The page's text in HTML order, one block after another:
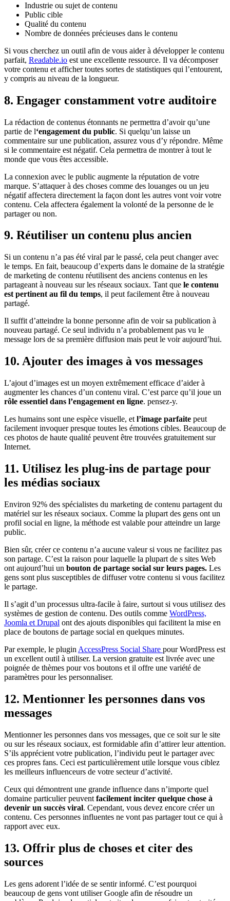
Industrie ou sujet de contenu
Public cible
Qualité du contenu
Nombre de données précieuses dans le contenu
Si vous cherchez un outil afin de vous aider à développer le contenu
parfait, Readable.io est une excellente ressource. Il va décomposer
votre contenu et afficher toutes sortes de statistiques qui l’entourent,
y compris au niveau de la longueur.
8. Engager constamment votre auditoire
La rédaction de contenus étonnants ne permettra d’avoir qu’une
partie de l‘engagement du public. Si quelqu’un laisse un
commentaire sur une publication, assurez vous d’y répondre. Même
si le commentaire est négatif. Cela permettra de montrer à tout le
monde que vous êtes accessible.
La connexion avec le public augmente la réputation de votre
marque. S’attaquer à des choses comme des louanges ou un jeu
négatif affectera directement la façon dont les autres vont voir votre
contenu. Cela affectera également la volonté de la personne de le
partager ou non.
9. Réutiliser un contenu plus ancien
Si un contenu n’a pas été viral par le passé, cela peut changer avec
le temps. En fait, beaucoup d’experts dans le domaine de la stratégie
de marketing de contenu réutilisent des anciens contenus en les
partageant à nouveau sur les réseaux sociaux. Tant que le contenu
est pertinent au fil du temps, il peut facilement être à nouveau
partagé.
Il suffit d’atteindre la bonne personne afin de voir sa publication à
nouveau partagé. Ce seul individu n’a probablement pas vu le
message lors de sa première diffusion mais peut le voir aujourd’hui.
10. Ajouter des images à vos messages
L’ajout d’images est un moyen extrêmement efficace d’aider à
augmenter les chances d’un contenu viral. C’est parce qu’il joue un
rôle essentiel dans l’engagement en ligne. pensez-y.
Les humains sont une espèce visuelle, et l’image parfaite peut
facilement invoquer presque toutes les émotions cibles. Beaucoup de
ces photos de haute qualité peuvent être trouvées gratuitement sur
Internet.
11. Utilisez les plug-ins de partage pour
les médias sociaux
Environ 92% des spécialistes du marketing de contenu partagent du
matériel sur les réseaux sociaux. Comme la plupart des gens ont un
profil social en ligne, la méthode est valable pour atteindre un large
public.
Bien sûr, créer ce contenu n’a aucune valeur si vous ne facilitez pas
son partage. C’est la raison pour laquelle la plupart de s sites Web
ont aujourd’hui un bouton de partage social sur leurs pages. Les
gens sont plus susceptibles de diffuser votre contenu si vous facilitez
le partage.
Il s’agit d’un processus ultra-facile à faire, surtout si vous utilisez des
systèmes de gestion de contenu. Des outils comme WordPress,
Joomla et Drupal ont des ajouts disponibles qui facilitent la mise en
place de boutons de partage social en quelques minutes.
Par exemple, le plugin AccessPress Social Share pour WordPress est
un excellent outil à utiliser. La version gratuite est livrée avec une
poignée de thèmes pour vos boutons et il offre une variété de
paramètres pour les personnaliser.
12. Mentionner les personnes dans vos
messages
Mentionner les personnes dans vos messages, que ce soit sur le site
ou sur les réseaux sociaux, est formidable afin d’attirer leur attention.
S’ils apprécient votre publication, l’individu peut le partager avec
ces propres fans. Ceci est particulièrement utile lorsque vous ciblez
les meilleurs influenceurs de votre secteur d’activité.
Ceux qui démontrent une grande influence dans n’importe quel
domaine particulier peuvent facilement inciter quelque chose à
devenir un succès viral. Cependant, vous devez encore créer un
contenu. Ces personnes influentes ne vont pas partager tout ce qui à
rapport avec eux.
13. Offrir plus de choses et citer des
sources
Les gens adorent l’idée de se sentir informé. C’est pourquoi
beaucoup de gens vont utiliser Google afin de résoudre un